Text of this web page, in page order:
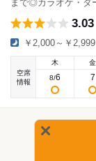
まで◎カラオケ・ダ
3.03
￥2,000～￥2,999
空席
情報
木
8/6
金
7